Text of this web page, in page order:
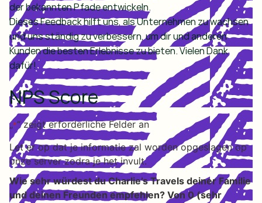
der bekannten Pfade entwickeln.
Dieses Feedback hilft uns, als Unternehmen zu wachsen
und uns ständig zu verbessern, um dir und anderen
Kunden die besten Erlebnisse zu bieten. Vielen Dank
dafür!
NPS Score
„*“ zeigt erforderliche Felder an
Let er op dat je informatie zal worden opgeslagen op
onze server zodra je het invult.
Wie sehr würdest du Charlie’s Travels deiner Familie
und deinen Freunden empfehlen? Von 0 (sehr